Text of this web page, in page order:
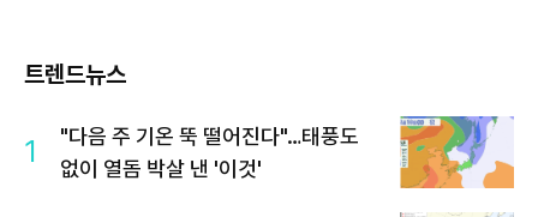
트렌드뉴스
1
"다음 주 기온 뚝 떨어진다"…태풍도
없이 열돔 박살 낸 '이것'